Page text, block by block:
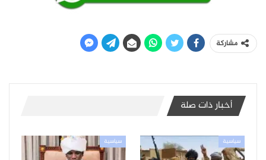
مشاركة
أخبار ذات صلة
سياسية سياسية